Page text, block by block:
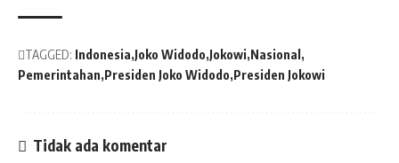
TAGGED: Indonesia Joko Widodo Jokowi Nasional
Pemerintahan Presiden Joko Widodo Presiden Jokowi
Tidak ada komentar